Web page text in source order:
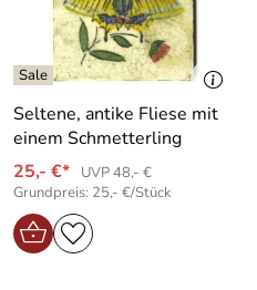
Seltene, antike Fliese mit
einem Schmetterling
25,- €*
UVP 48,- €
Grundpreis: 25,- €/Stück